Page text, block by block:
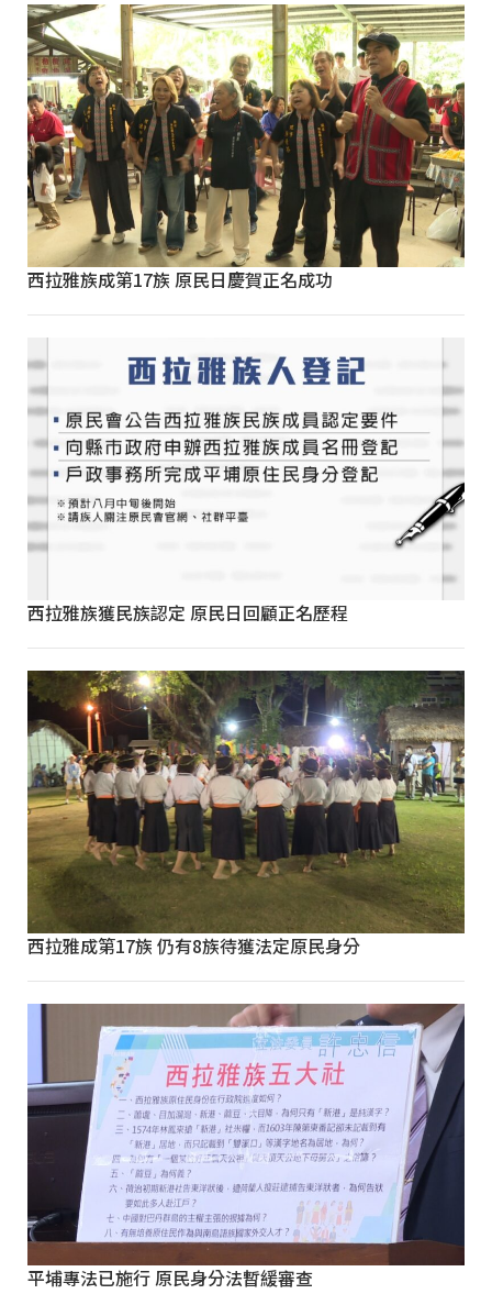
西拉雅族成第17族 原民日慶賀正名成功
西拉雅族獲民族認定 原民日回顧正名歷程
西拉雅成第17族 仍有8族待獲法定原民身分
平埔專法已施行 原民身分法暫緩審查